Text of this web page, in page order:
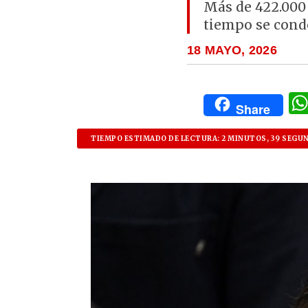
Más de
tiempo se
18 MAYO, 2026
Share
TIEMPO ESTIMADO DE LECTURA: 2 MINUTOS, 39